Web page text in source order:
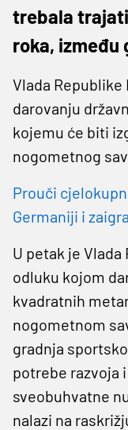
trebala
roka, između
Vlada
darovanju
kojemu će biti
nogometnog
Prouči
Germaniji i
U petak je
odluku kojom
kvadratnih
nogometnom
gradnja
potrebe razvoja
sveobuhvatne
nalazi na